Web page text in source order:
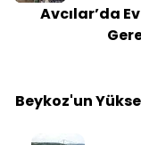
Avcılar’da
Beykoz'un